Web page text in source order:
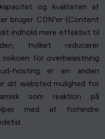
og kvaliteten af
bruger CDN'er (Content
indhold mere effektivt til
hvilket reducerer
for overbelastning
hosting er en anden
dit websted mulighed for
som reaktion på
med at forhindre